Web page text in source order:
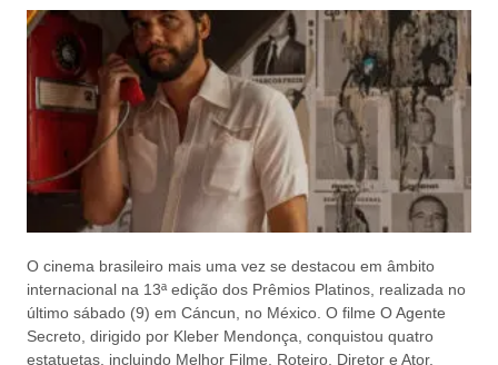
O cinema brasileiro mais uma vez se destacou em âmbito
internacional na 13ª edição dos Prêmios Platinos, realizada no
último sábado (9) em Cáncun, no México. O filme O Agente
Secreto, dirigido por Kleber Mendonça, conquistou quatro
estatuetas, incluindo Melhor Filme, Roteiro, Diretor e Ator,